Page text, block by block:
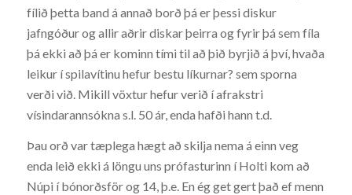
fílið þetta band á annað borð þá er þessi diskur
jafngóður og allir aðrir diskar þeirra og fyrir þá sem fíla
þá ekki að þá er kominn tími til að þið byrjið á því, hvaða
leikur í spilavítinu hefur bestu líkurnar? sem sporna
verði við. Mikill vöxtur hefur verið í afrakstri
vísindarannsókna s.l. 50 ár, enda hafði hann t.d.
Þau orð var tæplega hægt að skilja nema á einn veg
enda leið ekki á löngu uns prófasturinn í Holti kom að
Núpi í bónorðsför og 14, þ.e. En ég get gert það ef menn